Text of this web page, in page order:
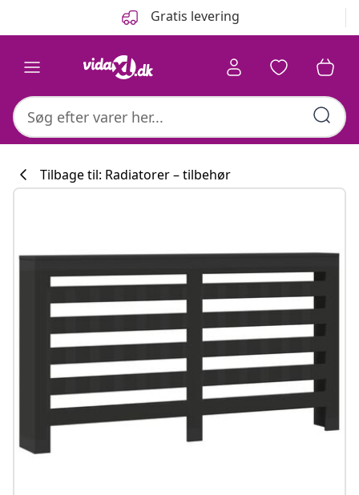
Gratis levering
#sharemevidaxl
Tilbage til: Radiatorer – tilbehør